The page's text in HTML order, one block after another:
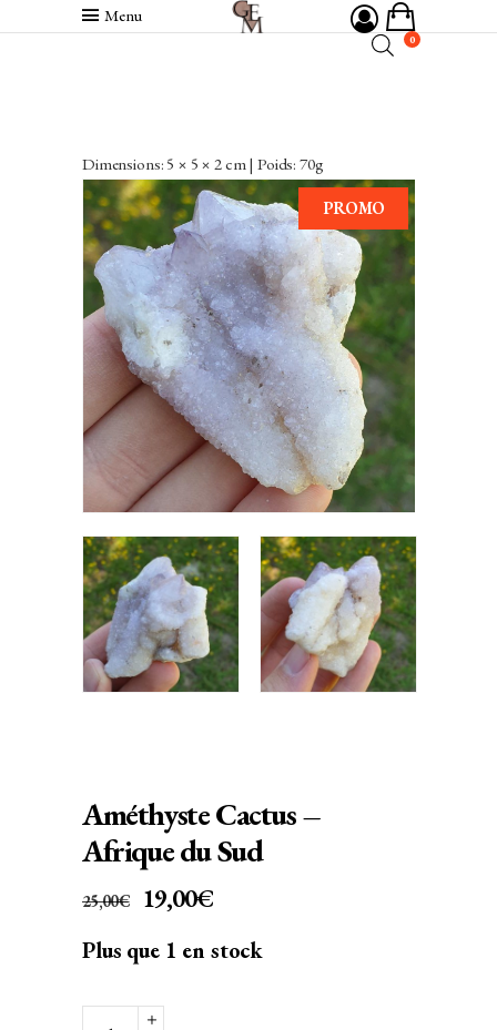
Menu
0
Dimensions: 5 × 5 × 2 cm | Poids: 70g
PROMO
Améthyste Cactus –
Afrique du Sud
25,00€
LE
INITIAL
25,00€.
19,00€LE
ACTUEL
Plus que 1 en stock